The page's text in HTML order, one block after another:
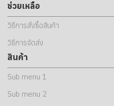
ช่วยเหลือ
วิธีการสั่งซื้อสินค้า
วิธีการจัดส่ง
สินค้า
Sub menu 1
Sub menu 2